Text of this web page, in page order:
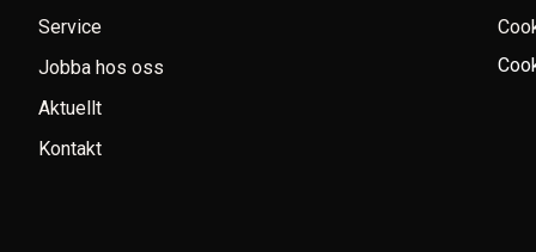
Service
Jobba hos oss
Aktuellt
Kontakt